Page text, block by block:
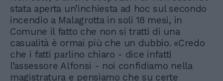
stata aperta un’inchiesta ad hoc sul secondo
incendio a Malagrotta in soli 18 mesi, in
Comune il fatto che non si tratti di una
casualità è ormai più che un dubbio. «Credo
che i fatti parlino chiaro - dice infatti
l’assessore Alfonsi - noi confidiamo nella
magistratura e pensiamo che su certe